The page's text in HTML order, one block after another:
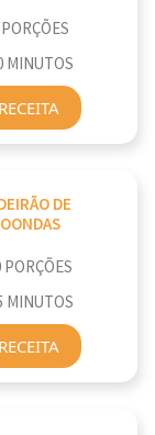
MINUTOS
DE
PORÇÕES
MINUTOS